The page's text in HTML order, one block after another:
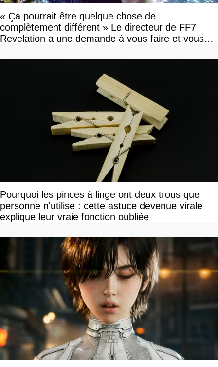
« Ça pourrait être quelque chose de
complètement différent » Le directeur de FF7
Revelation a une demande à vous faire et vous
Pourquoi les pinces à linge ont deux trous que
personne n'utilise : cette astuce devenue virale
explique leur vraie fonction oubliée